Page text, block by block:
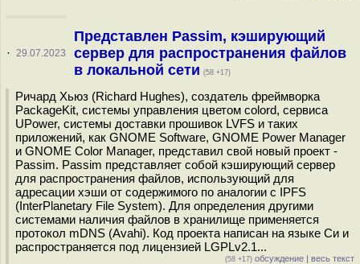
· 29.07.2023
Представлен Passim, кэширующий
сервер для распространения файлов
в локальной сети (58 +17)
Ричард Хьюз (Richard Hughes), создатель фреймворка
PackageKit, системы управления цветом colord, сервиса
UPower, системы доставки прошивок LVFS и таких
приложений, как GNOME Software, GNOME Power Manager
и GNOME Color Manager, представил свой новый проект -
Passim. Passim представляет собой кэширующий сервер
для распространения файлов, использующий для
адресации хэши от содержимого по аналогии с IPFS
(InterPlanetary File System). Для определения другими
системами наличия файлов в хранилище применяется
протокол mDNS (Avahi). Код проекта написан на языке Си и
распространяется под лицензией LGPLv2.1...
(58 +17) обсуждение | весь текст